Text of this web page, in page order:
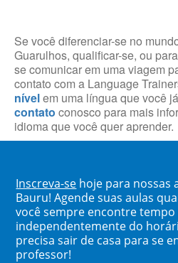
Se você diferenciar-se no
Guarulhos, qualificar-se, ou
se comunicar em uma viagem
contato com a Language
nívelem uma língua que você
contato conosco para mais
idioma que você quer aprender.
Inscreva-se hoje para nossas
Bauru! Agende suas aulas
você sempre encontre
independentemente do
precisa sair de casa para se
professor!